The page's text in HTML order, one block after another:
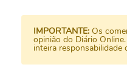
IMPORTANTE: Os
opinião do Diário
inteira responsabilidade